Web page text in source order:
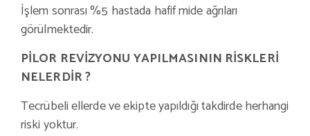
İşlem sonrası %5 hastada hafif mide ağrıları
görülmektedir.
PİLOR REVİZYONU YAPILMASININ RİSKLERİ
NELERDİR ?
Tecrübeli ellerde ve ekipte yapıldığı takdirde herhangi
riski yoktur.